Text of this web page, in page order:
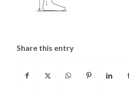
Share this entry